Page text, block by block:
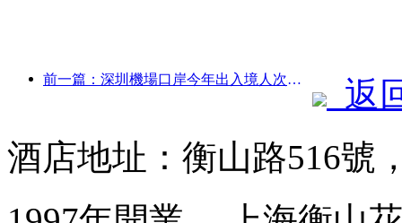
前一篇：深圳機場口岸今年出入境人次突破300萬，創歷史同期新高
返
酒店地址：衡山路516號